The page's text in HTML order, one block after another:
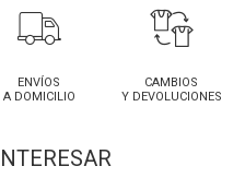
ENVÍOS
A DOMICILIO
CAMBIOS
Y DEVOLUCIONES